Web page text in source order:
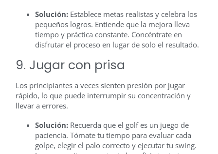
Solución: Establece metas realistas y celebra los
pequeños logros. Entiende que la mejora lleva
tiempo y práctica constante. Concéntrate en
disfrutar el proceso en lugar de solo el resultado.
9. Jugar con prisa
Los principiantes a veces sienten presión por jugar
rápido, lo que puede interrumpir su concentración y
llevar a errores.
Solución: Recuerda que el golf es un juego de
paciencia. Tómate tu tiempo para evaluar cada
golpe, elegir el palo correcto y ejecutar tu swing.